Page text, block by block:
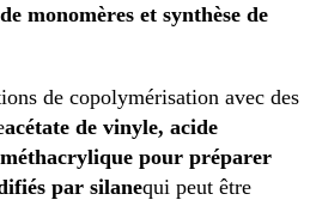
monomères et synthèse de
de copolymérisation avec des
acétate de vinyle, acide
pour préparer
par silanequi peut être